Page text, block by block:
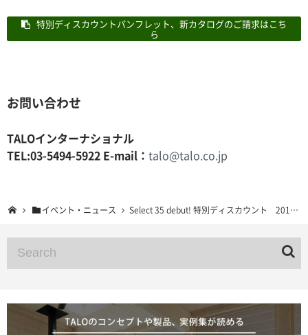
特別ディスカウントパンフレット、新カタログのご請求はこち
ら
お問い合わせ
TALOインターナショナル
TEL:03-5494-5922 E-mail： talo@talo.co.jp
イベント・ニュース Select 35 debut! 特別ディスカウント 2016年7月29日まで